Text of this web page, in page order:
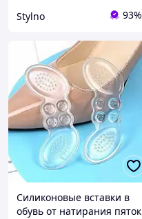
Stylno 93%
Силиконовые вставки в
обувь от натирания пяток